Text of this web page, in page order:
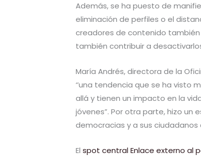
Además, se ha puesto de
eliminación de perfiles o el
creadores de contenido también
también contribuir a
María Andrés, directora de la
‘’una tendencia que se ha visto
allá y tienen un impacto en la
jóvenes”. Por otra parte, hizo un
democracias y a sus
Elspot central Enlace externo al